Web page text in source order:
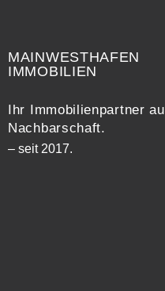
MAINWESTHAFEN
IMMOBILIEN
Ihr Immobilienpartner
Nachbarschaft.
– seit 2017.